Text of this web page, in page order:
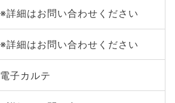
※詳細はお問い合わせください
※詳細はお問い合わせください
電子カルテ